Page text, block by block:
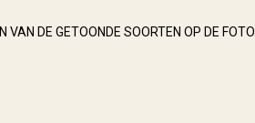
DE GETOONDE SOORTEN OP DE FOTO.